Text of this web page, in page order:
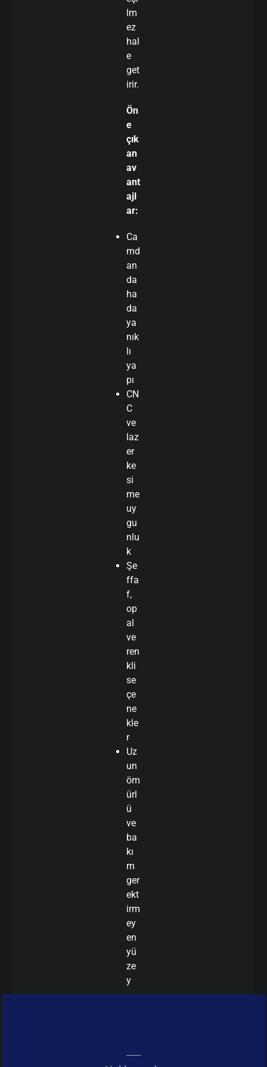
lm
ez
hal
e
get
irir.
Ön
e
çık
an
av
ant
ajl
ar:
Ca
md
an
da
ha
da
ya
nık
lı
ya
pı
CN
C
ve
laz
er
ke
si
me
uy
gu
nlu
k
Şe
ffa
f,
op
al
ve
ren
kli
se
çe
ne
kle
r
Uz
un
öm
ürl
ü
ve
ba
kı
m
ger
ekt
irm
ey
en
yü
ze
y